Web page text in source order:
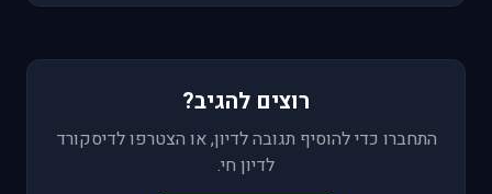
רוצים להגיב?
התחברו כדי להוסיף תגובה לדיון, או הצטרפו לדיסקורד
לדיון חי.